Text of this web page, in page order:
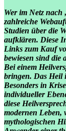
Wer im Netz
zahlreiche
Studien über die
aufklären. Diese
Links zum Kauf
bewiesen sind die
Bei einem
bringen. Das Heil
Besonders in
individueller
diese
modernen Leben,
mythologischen